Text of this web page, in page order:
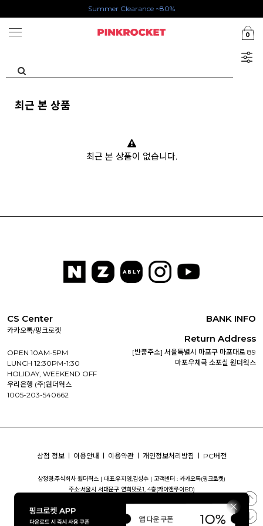
Summer Clearance ~80%
0
최근 본 상품
최근 본 상품이 없습니다.
CS Center
카카오톡/핑크로켓
OPEN 10AM-5PM
LUNCH 12:30PM-1:30
HOLIDAY, WEEKEND OFF
우리은행 (주)원더웍스
1005-203-540662
BANK INFO
Return Address
[반품주소] 서울특별시 마포구 마포대로 89
마포우체국 소포실 원더웍스
상점 정보 이용안내 이용약관 개인정보처리방침 PC버전
상정명:주식회사 원더웍스 | 대표:유지영,김성수 | 고객센터 : 카카오톡(핑크로켓)
주소:서울시 서대문구 연희맛로1, 4층(카이앤루이BD)